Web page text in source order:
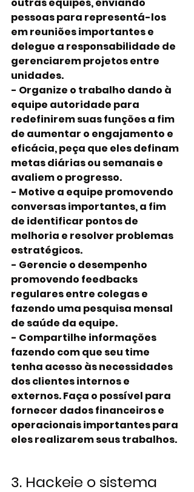
pessoas para representá-los
em reuniões importantes e
delegue a responsabilidade de
gerenciarem projetos entre
unidades.
- Organize o trabalho dando à
equipe autoridade para
redefinirem suas funções a fim
de aumentar o engajamento e
eficácia, peça que eles definam
metas diárias ou semanais e
avaliem o progresso.
- Motive a equipe promovendo
conversas importantes, a fim
de identificar pontos de
melhoria e resolver problemas
estratégicos.
- Gerencie o desempenho
promovendo feedbacks
regulares entre colegas e
fazendo uma pesquisa mensal
de saúde da equipe.
- Compartilhe informações
fazendo com que seu time
tenha acesso às necessidades
dos clientes internos e
externos. Faça o possível para
fornecer dados financeiros e
operacionais importantes para
eles realizarem seus trabalhos.
3. Hackeie o sistema